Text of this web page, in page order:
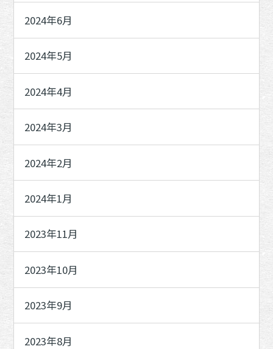
2024年6月
2024年5月
2024年4月
2024年3月
2024年2月
2024年1月
2023年11月
2023年10月
2023年9月
2023年8月